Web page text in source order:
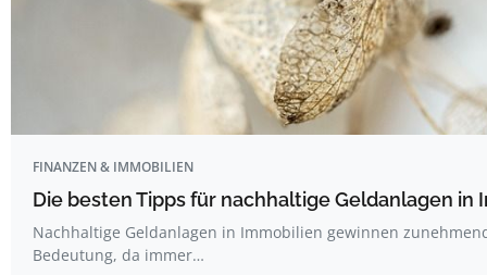
FINANZEN & IMMOBILIEN
Die besten Tipps für nachhaltige Geldanlagen in
Nachhaltige Geldanlagen in Immobilien gewinnen
Bedeutung, da immer…